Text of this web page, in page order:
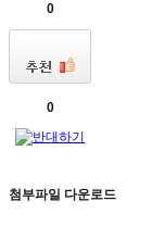
0
0
첨부파일 다운로드